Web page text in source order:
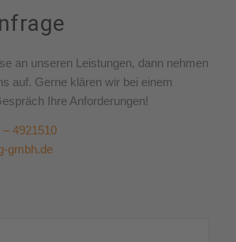
an unseren Leistungen, dann nehmen
auf. Gerne klären wir bei einem
Ihre Anforderungen!
– 4921510
gmbh.de